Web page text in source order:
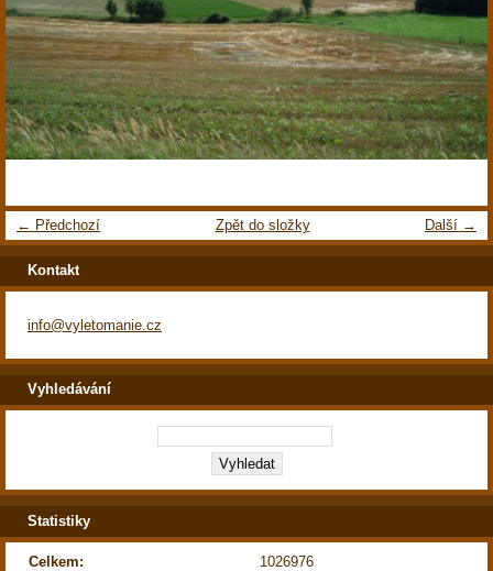
← Předchozí Další →
Zpět do složky
Kontakt
info@vyletomanie.cz
Vyhledávání
Statistiky
Celkem: 1026976